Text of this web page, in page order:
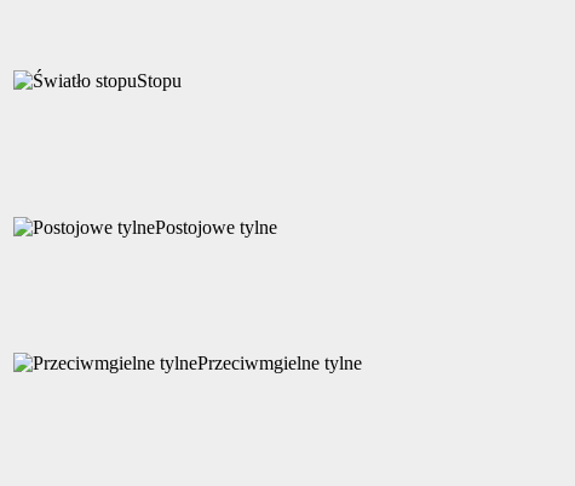
Stopu
Postojowe tylne
Przeciwmgielne tylne